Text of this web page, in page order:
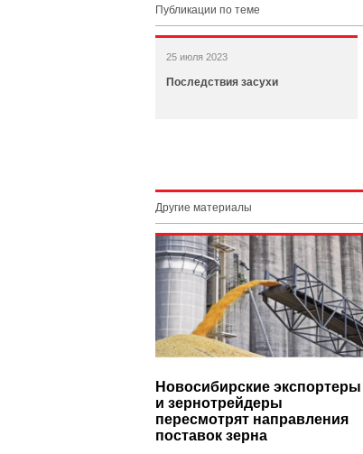
Публикации по теме
25 июля 2023
Последствия засухи
Другие материалы
Новосибирские экспортеры
и зернотрейдеры
пересмотрят направления
поставок зерна